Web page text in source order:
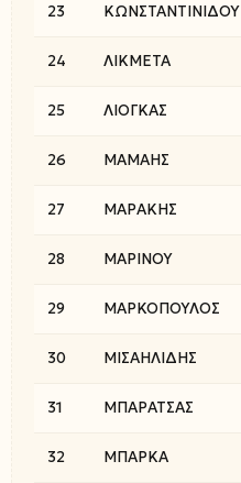
23 ΚΩΝΣΤΑΝΤΙΝΙΔΟΥ
24 ΛΙΚΜΕΤΑ
25 ΛΙΟΓΚΑΣ
26 ΜΑΜΑΗΣ
27 ΜΑΡΑΚΗΣ
28 ΜΑΡΙΝΟΥ
29 ΜΑΡΚΟΠΟΥΛΟΣ
30 ΜΙΣΑΗΛΙΔΗΣ
31 ΜΠΑΡΑΤΣΑΣ
32 ΜΠΑΡΚΑ